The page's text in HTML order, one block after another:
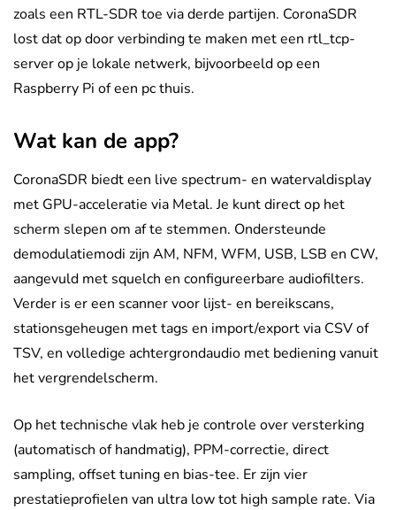
zoals een RTL-SDR toe via derde partijen. CoronaSDR
lost dat op door verbinding te maken met een rtl_tcp-
server op je lokale netwerk, bijvoorbeeld op een
Raspberry Pi of een pc thuis.
Wat kan de app?
CoronaSDR biedt een live spectrum- en watervaldisplay
met GPU-acceleratie via Metal. Je kunt direct op het
scherm slepen om af te stemmen. Ondersteunde
demodulatiemodi zijn AM, NFM, WFM, USB, LSB en CW,
aangevuld met squelch en configureerbare audiofilters.
Verder is er een scanner voor lijst- en bereikscans,
stationsgeheugen met tags en import/export via CSV of
TSV, en volledige achtergrondaudio met bediening vanuit
het vergrendelscherm.
Op het technische vlak heb je controle over versterking
(automatisch of handmatig), PPM-correctie, direct
sampling, offset tuning en bias-tee. Er zijn vier
prestatieprofielen van ultra low tot high sample rate. Via